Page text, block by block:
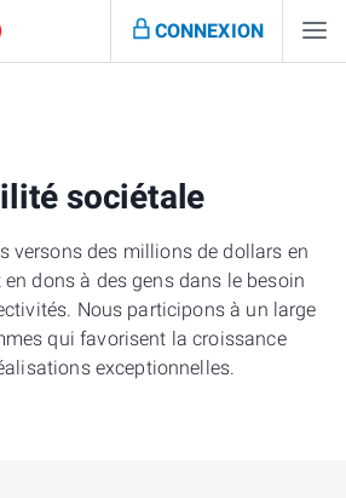
CONNEXION
sociétale
versons des millions de dollars en
en dons à des gens dans le besoin
Nous participons à un large
qui favorisent la croissance
exceptionnelles.